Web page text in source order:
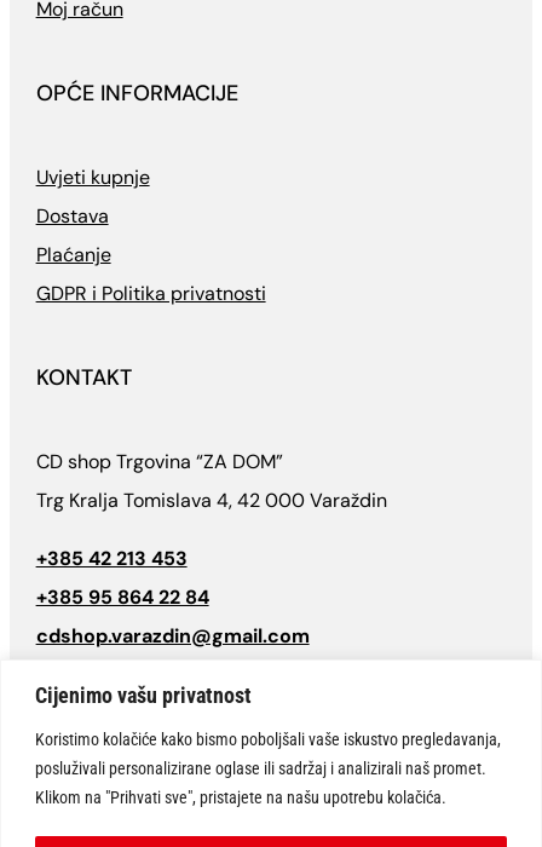
Cijenimo vašu privatnost
Koristimo kolačiće kako bismo poboljšali vaše iskustvo pregledavanja,
posluživali personalizirane oglase ili sadržaj i analizirali naš promet.
Klikom na "Prihvati sve", pristajete na našu upotrebu kolačića.
Moj račun
OPĆE INFORMACIJE
Uvjeti kupnje
Dostava
Plaćanje
GDPR i Politika privatnosti
KONTAKT
CD shop Trgovina “ZA DOM”
Trg Kralja Tomislava 4, 42 000 Varaždin
+385 42 213 453
+385 95 864 22 84
cdshop.varazdin@gmail.com
Follow
© CD SHOP Varaždin “Trgovine za dom” 2026 | Sva prava pridržana.
Website design:ARTCAT